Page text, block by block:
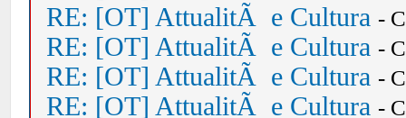
RE: [OT] AttualitÃ e Cultura -
RE: [OT] AttualitÃ e Cultura -
RE: [OT] AttualitÃ e Cultura -
RE: [OT] AttualitÃ e Cultura -